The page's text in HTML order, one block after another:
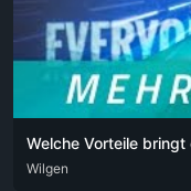
DEU ENG
Wilgen